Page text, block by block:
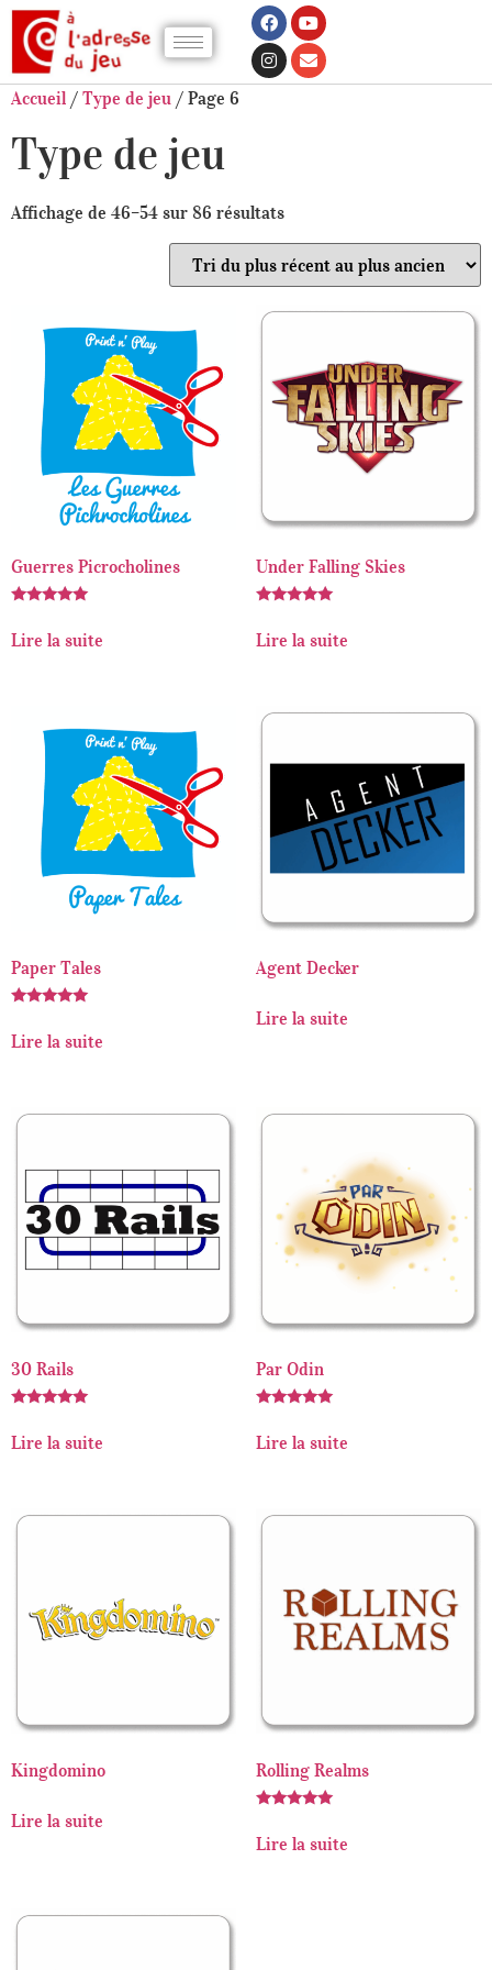
Accueil / Type de jeu / Page 6
Type de jeu
Affichage de 46–54 sur 86 résultats
Guerres Picrocholines
5.00
sur 5
Lire la suite
Under Falling Skies
5.00
sur 5
Lire la suite
Paper Tales
5.00
sur 5
Lire la suite
Agent Decker
Lire la suite
30 Rails
sur 5
Lire la suite
Par Odin
sur 5
Lire la suite
Kingdomino
Lire la suite
Rolling Realms
sur 5
Lire la suite